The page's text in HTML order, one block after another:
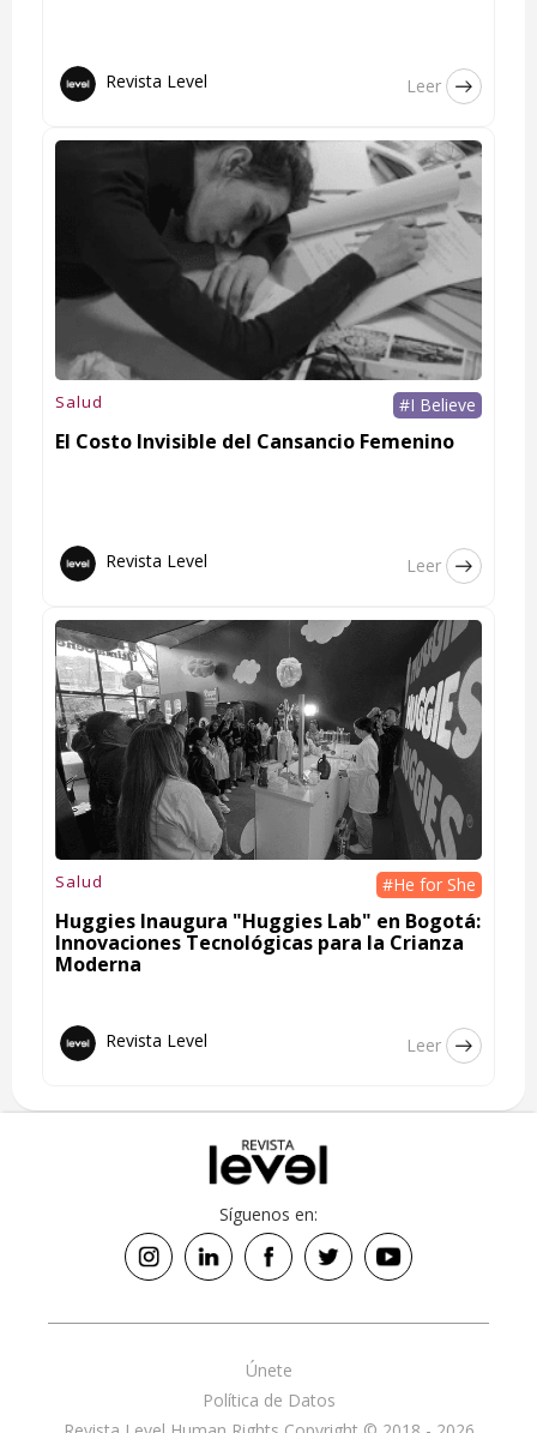
Revista Level Leer
Salud #I Believe
El Costo Invisible del Cansancio Femenino
Revista Level Leer
Salud #He for She
Huggies Inaugura "Huggies Lab" en Bogotá:
Innovaciones Tecnológicas para la Crianza
Moderna
Revista Level Leer
Síguenos en:
Política de Datos
Únete